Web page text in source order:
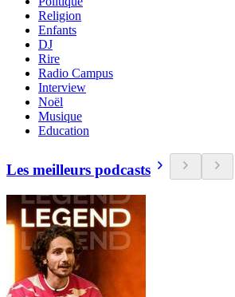
Religion
Enfants
DJ
Rire
Radio Campus
Interview
Noël
Musique
Education
Les meilleurs podcasts